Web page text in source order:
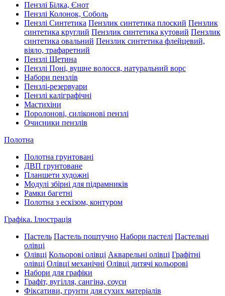
Пензлі Білка, Єнот
Пензлі Колонок, Соболь
Пензлі Синтетика Пензлик синтетика плоский Пензлик
синтетика круглий Пензлик синтетика кутовий Пензлик
синтетика овальний Пензлик синтетика флейцевий,
віяло, трафаретний
Пензлі Щетина
Пензлі Поні, вушне волосся, натуральний ворс
Набори пензлів
Пензлі-резервуари
Пензлі каліграфічні
Мастихіни
Поролонові, силіконові пензлі
Очисники пензлів
Полотна
Полотна грунтовані
ДВП грунтоване
Планшети художні
Модулі збірні для підрамників
Рамки багетні
Полотна з ескізом, контуром
Графіка. Ілюстрація
Пастель Пастель поштучно Набори пастелі Пастельні
олівці
Олівці Кольорові олівці Акварельні олівці Графітні
олівці Олівці механічні Олівці дитячі кольорові
Набори для графіки
Графіт, вугілля, сангіна, соуси
Фіксативи, грунти для сухих матеріалів